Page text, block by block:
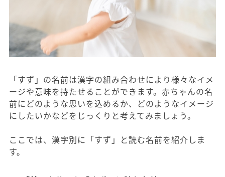
「すず」の名前は漢字の組み合わせにより様々なイメ
ージや意味を持たせることができます。赤ちゃんの名
前にどのような思いを込めるか、どのようなイメージ
にしたいかなどをじっくりと考えてみましょう。
ここでは、漢字別に「すず」と読む名前を紹介しま
す。